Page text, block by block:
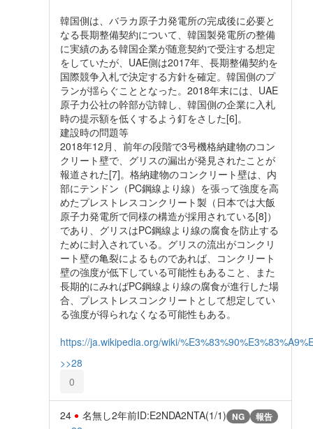
韓国側は、バラカ原子力発電所の完成後に必要と
なる長期整備契約について、韓国製発電所の整備
に実績のある韓国企業が随意契約で受注する想定
をしていたが、UAE側は2017年、長期整備契約を
国際競争入札で決定する方針を確定。韓国側のプ
ランが揺らぐこととなった。2018年末には、UAE
原子力公社の幹部が訪韓し、韓国側の企業に入札
時の提示額を低くするよう釘をさした[6]。
建設時の問題等
2018年12月、前年の段階で3号機格納建物のコン
クリート壁で、グリスの漏出が発見されたことが
報道された[7]。格納建物のコンクリート壁は、内
部にテンドン（PC鋼線より線）を張って強度を高
めたプレストレスコンクリート製（日本では大飯
原子力発電所で同様の構造が採用されている[8]）
であり、グリスはPC鋼線より線の腐食を防止する
ために封入されている。グリスの流出がコンクリ
ート壁の亀裂によるものであれば、コンクリート
壁の強度が低下している可能性もあること、また
長期的にみればPC鋼線より線の腐食が進行した場
合、プレストレスコンクリートとして想定してい
る強度が得られなくなる可能性もある。
https://ja.wikipedia.org/wiki/
>>28
0
24 名無し2年前ID:E2NDA2NTA(1/1) NG 報告